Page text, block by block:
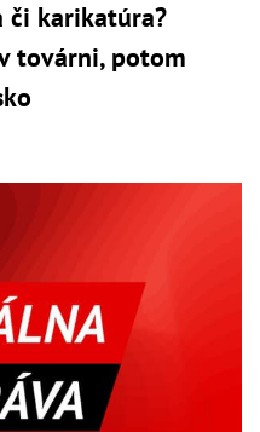
či karikatúra?
továrni, potom